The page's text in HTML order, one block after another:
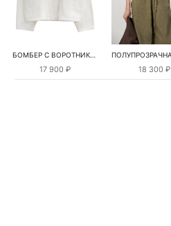
БОМБЕР С ВОРОТНИКОМ-СТОЙКОЙ
17 900 ₽ 18 300 ₽